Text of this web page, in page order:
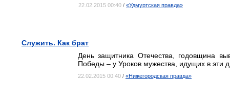
22.02.2015 00:40 / «Удмуртская правда»
Служить. Как брат
День защитника Отечества, годовщина
Победы – у Уроков мужества, идущих в эти
22.02.2015 00:40 / «Нижегородская правда»